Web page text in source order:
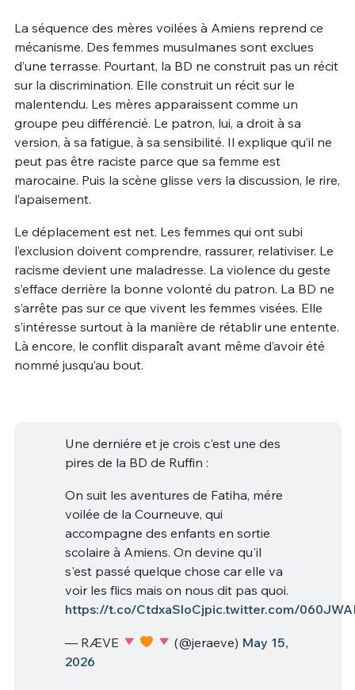
La séquence des mères voilées à Amiens reprend ce
mécanisme. Des femmes musulmanes sont exclues
d’une terrasse. Pourtant, la BD ne construit pas un récit
sur la discrimination. Elle construit un récit sur le
malentendu. Les mères apparaissent comme un
groupe peu différencié. Le patron, lui, a droit à sa
version, à sa fatigue, à sa sensibilité. Il explique qu’il ne
peut pas être raciste parce que sa femme est
marocaine. Puis la scène glisse vers la discussion, le rire,
l’apaisement.
Le déplacement est net. Les femmes qui ont subi
l’exclusion doivent comprendre, rassurer, relativiser. Le
racisme devient une maladresse. La violence du geste
s’efface derrière la bonne volonté du patron. La BD ne
s’arrête pas sur ce que vivent les femmes visées. Elle
s’intéresse surtout à la manière de rétablir une entente.
Là encore, le conflit disparaît avant même d’avoir été
nommé jusqu’au bout.
Une derniére et je crois c'est une des
pires de la BD de Ruffin :
On suit les aventures de Fatiha, mére
voilée de la Courneuve, qui
accompagne des enfants en sortie
scolaire à Amiens. On devine qu'il
s'est passé quelque chose car elle va
voir les flics mais on nous dit pas quoi.
https://t.co/CtdxaSloCjpic.twitter.com/
— RÆVE (@jeraeve) May 15,
2026